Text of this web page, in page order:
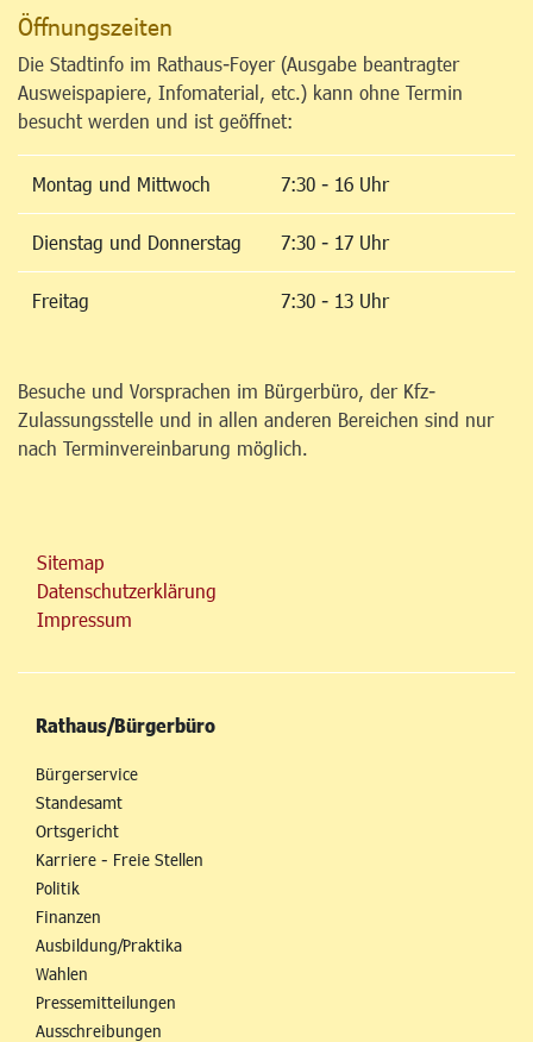
Öffnungszeiten
Die Stadtinfo im Rathaus-Foyer (Ausgabe beantragter
Ausweispapiere, Infomaterial, etc.) kann ohne Termin
besucht werden und ist geöffnet:
Montag und Mittwoch 7:30 - 16 Uhr
Dienstag und Donnerstag 7:30 - 17 Uhr
Freitag 7:30 - 13 Uhr
Besuche und Vorsprachen im Bürgerbüro, der Kfz-
Zulassungsstelle und in allen anderen Bereichen sind nur
nach Terminvereinbarung möglich.
Sitemap
Datenschutzerklärung
Impressum
Rathaus/Bürgerbüro
Bürgerservice
Standesamt
Ortsgericht
Karriere - Freie Stellen
Politik
Finanzen
Ausbildung/Praktika
Wahlen
Pressemitteilungen
Ausschreibungen